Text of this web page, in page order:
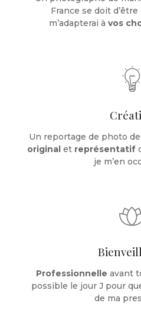
France se doit
m’adapterai àvos
Un reportage de photo
originalet représentatif
je m’en
Professionnelle avant
possible le jour J pour
de ma